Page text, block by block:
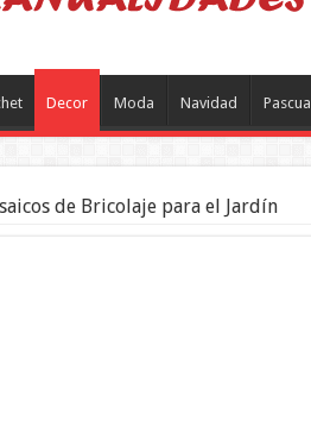
Decor Moda Navidad Pascua
de Bricolaje para el Jardín